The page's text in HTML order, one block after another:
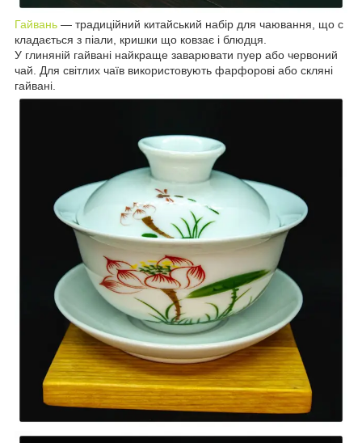
Гайвань ― традиційний китайський набір для чаювання, що с
кладається з піали, кришки що ковзає і блюдця.
У глиняній гайвані найкраще заварювати пуер або червоний
чай. Для світлих чаїв використовують фарфорові або скляні
гайвані.